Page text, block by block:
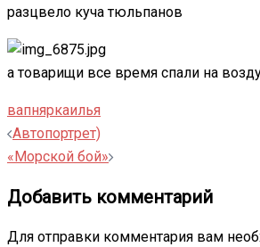
разцвело куча тюльпанов
а товарищи все время спали на
вапняркаилья
Навигация
записи
Автопортрет)
«Морской бой»
Добавить комментарий
Для отправки комментария вам